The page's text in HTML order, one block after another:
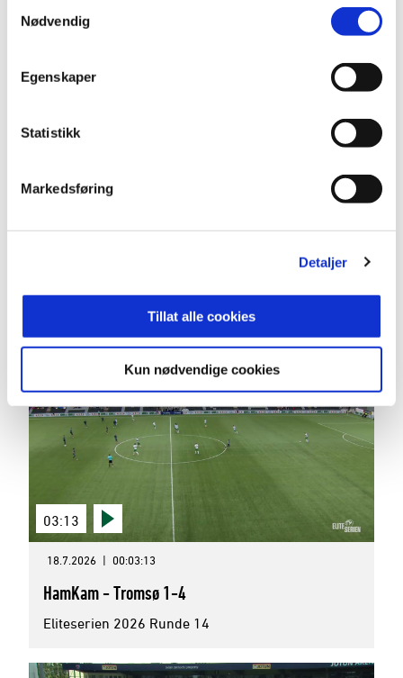
Nødvendig
Egenskaper
Statistikk
Markedsføring
Detaljer
Tillat alle cookies
Kun nødvendige cookies
Eliteserien 2026 Runde 2
03:01
- All ære til Tromsø
03:13
18.7.2026 | 00:03:13
HamKam - Tromsø 1-4
Eliteserien 2026 Runde 14